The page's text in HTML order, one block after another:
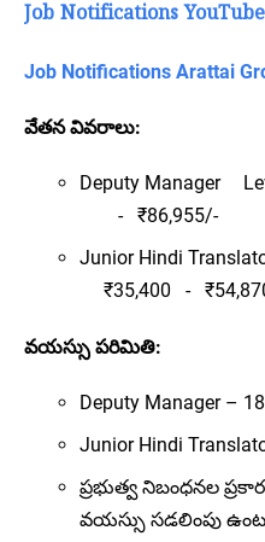
Job Notifications
Job Notifications Arattai
వేతన వివరాలు:
Deputy Manager
	-
₹86,955/-
Junior Hindi
₹35,400
-
వయస్సు పరిమితి:
Deputy Manager –
Junior Hindi
ప్రభుత్వ నిబంధనల
వయస్సు సడలింపు